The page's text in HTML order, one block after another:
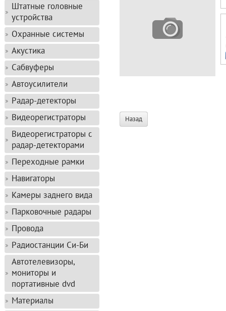
Назад
Штатные головные
устройства
Охранные системы
Акустика
Сабвуферы
Автоусилители
Радар-детекторы
Видеорегистраторы
Видеорегистраторы с
радар-детекторами
Переходные рамки
Навигаторы
Камеры заднего вида
Парковочные радары
Провода
Радиостанции Си-Би
Автотелевизоры,
мониторы и
портативные dvd
Материалы